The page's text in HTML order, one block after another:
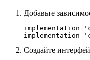
Добавьте
Создайте